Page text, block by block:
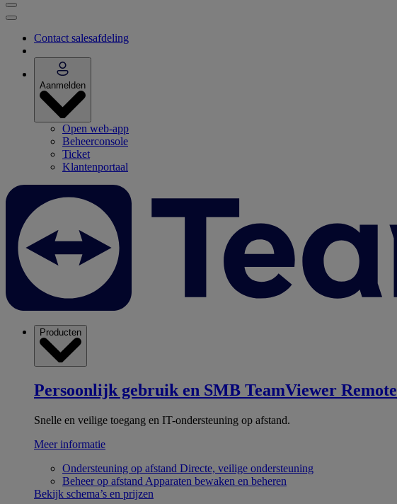
Contact salesafdeling
Aanmelden
Open web-app
Beheerconsole
Ticket
Klantenportaal
Producten
Persoonlijk gebruik en SMB TeamViewer Remote
Snelle en veilige toegang en IT-ondersteuning op afstand.
Meer informatie
Ondersteuning op afstand Directe, veilige ondersteuning
Beheer op afstand Apparaten bewaken en beheren
Bekijk schema’s en prijzen